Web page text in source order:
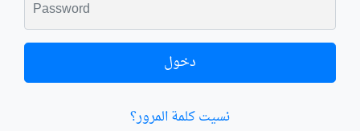
دخول
نسيت كلمة المرور؟